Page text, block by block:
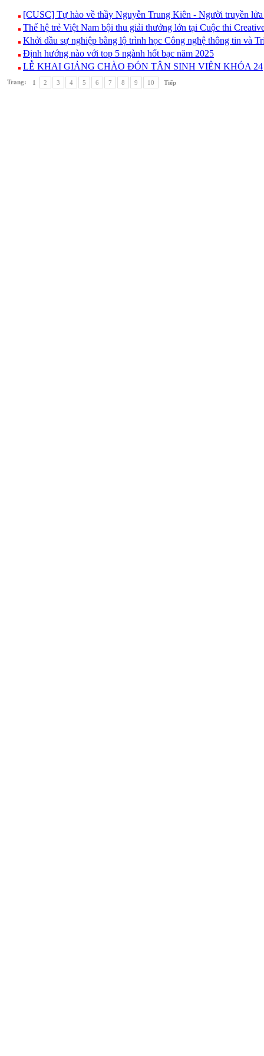
[CUSC] Tự hào về thầy Nguyễn Trung Kiên - Người truyền lửa
Thế hệ trẻ Việt Nam bội thu giải thưởng lớn tại Cuộc thi
Khởi đầu sự nghiệp bằng lộ trình học Công nghệ thông tin và
Định hướng nào với top 5 ngành hốt bạc năm 2025
LỄ KHAI GIẢNG CHÀO ĐÓN TÂN SINH VIÊN KHÓA 24
Trang: 1 2 3 4 5 6 7 8 9 10 Tiếp